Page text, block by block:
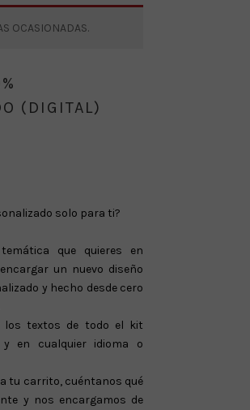
OCASIONADAS.
(DIGITAL)
solo para ti?
que quieres en
un nuevo diseño
y hecho desde cero
los textos de todo el kit
en cualquier idioma o
tu carrito, cuéntanos qué
y nos encargamos de